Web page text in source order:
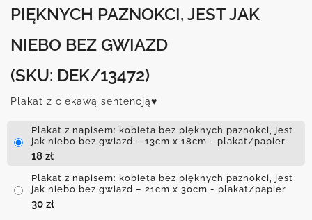
PIĘKNYCH PAZNOKCI, JEST JAK
NIEBO BEZ GWIAZD
(SKU: DEK/13472)
Plakat z ciekawą sentencją♥
Plakat z napisem: kobieta bez pięknych paznokci, jest
jak niebo bez gwiazd – 13cm x 18cm - plakat/papier
18 zł
Plakat z napisem: kobieta bez pięknych paznokci, jest
jak niebo bez gwiazd – 21cm x 30cm - plakat/papier
30 zł